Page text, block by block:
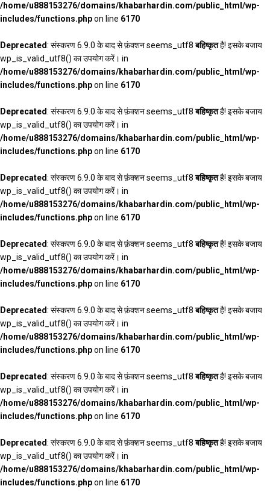
/home/u888153276/domains/khabarhardin.com/public_html/wp-
includes/functions.phpon line 6170
Deprecated: संस्करण 6.9.0 के बाद से फ़ंक्शन seems_utf8बहिष्कृतहै! इसके बजाय
wp_is_valid_utf8() का उपयोग करें। in
/home/u888153276/domains/khabarhardin.com/public_html/wp-
includes/functions.phpon line 6170
Deprecated: संस्करण 6.9.0 के बाद से फ़ंक्शन seems_utf8बहिष्कृतहै! इसके बजाय
wp_is_valid_utf8() का उपयोग करें। in
/home/u888153276/domains/khabarhardin.com/public_html/wp-
includes/functions.phpon line 6170
Deprecated: संस्करण 6.9.0 के बाद से फ़ंक्शन seems_utf8बहिष्कृतहै! इसके बजाय
wp_is_valid_utf8() का उपयोग करें। in
/home/u888153276/domains/khabarhardin.com/public_html/wp-
includes/functions.phpon line 6170
Deprecated: संस्करण 6.9.0 के बाद से फ़ंक्शन seems_utf8बहिष्कृतहै! इसके बजाय
wp_is_valid_utf8() का उपयोग करें। in
/home/u888153276/domains/khabarhardin.com/public_html/wp-
includes/functions.phpon line 6170
Deprecated: संस्करण 6.9.0 के बाद से फ़ंक्शन seems_utf8बहिष्कृतहै! इसके बजाय
wp_is_valid_utf8() का उपयोग करें। in
/home/u888153276/domains/khabarhardin.com/public_html/wp-
includes/functions.phpon line 6170
Deprecated: संस्करण 6.9.0 के बाद से फ़ंक्शन seems_utf8बहिष्कृतहै! इसके बजाय
wp_is_valid_utf8() का उपयोग करें। in
/home/u888153276/domains/khabarhardin.com/public_html/wp-
includes/functions.phpon line 6170
Deprecated: संस्करण 6.9.0 के बाद से फ़ंक्शन seems_utf8बहिष्कृतहै! इसके बजाय
wp_is_valid_utf8() का उपयोग करें। in
/home/u888153276/domains/khabarhardin.com/public_html/wp-
includes/functions.phpon line 6170